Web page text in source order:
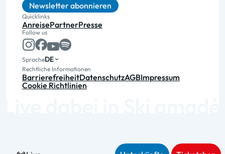
Newsletter abonnieren
Quicklinks
AnreisePartnerPresse
Follow us
SpracheDE
Rechtliche Informationen
BarrierefreiheitDatenschutzAGBImpressum
Cookie Richtlinien